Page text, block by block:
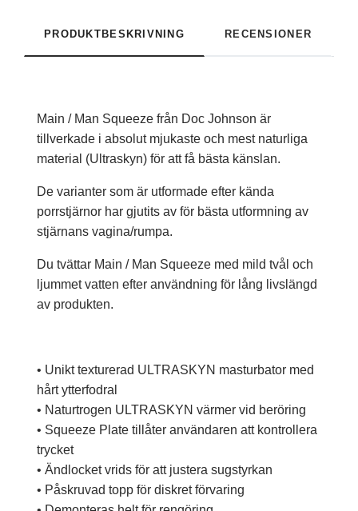
PRODUKTBESKRIVNING RECENSIONER
Main / Man Squeeze från Doc Johnson är
tillverkade i absolut mjukaste och mest naturliga
material (Ultraskyn) för att få bästa känslan.
De varianter som är utformade efter kända
porrstjärnor har gjutits av för bästa utformning av
stjärnans vagina/rumpa.
Du tvättar Main / Man Squeeze med mild tvål och
ljummet vatten efter användning för lång livslängd
av produkten.
• Unikt texturerad ULTRASKYN masturbator med
hårt ytterfodral
• Naturtrogen ULTRASKYN värmer vid beröring
• Squeeze Plate tillåter användaren att kontrollera
trycket
• Ändlocket vrids för att justera sugstyrkan
• Påskruvad topp för diskret förvaring